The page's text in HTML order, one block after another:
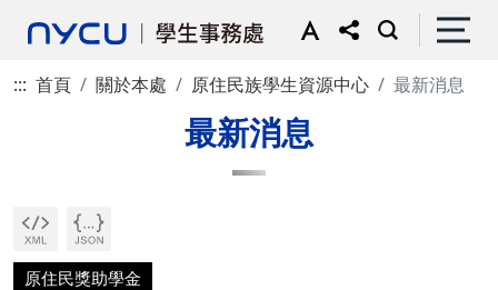
::: 首頁 關於本處 原住民族學生資源中心 最新消息
最新消息
原住民獎助學金